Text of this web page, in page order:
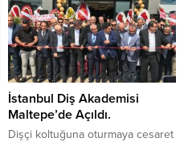
İstanbul Diş Akademisi
Maltepe’de Açıldı.
Dişçi koltuğuna oturmaya cesaret